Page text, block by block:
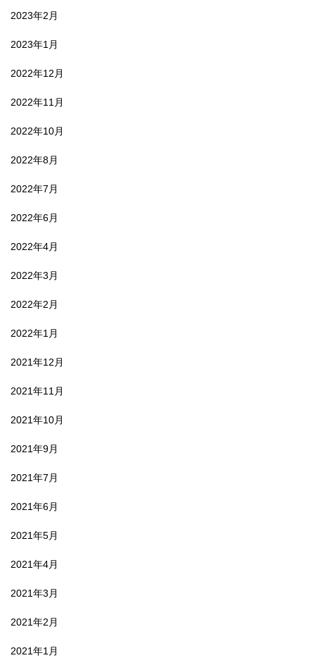
2023年2月
2023年1月
2022年12月
2022年11月
2022年10月
2022年8月
2022年7月
2022年6月
2022年4月
2022年3月
2022年2月
2022年1月
2021年12月
2021年11月
2021年10月
2021年9月
2021年7月
2021年6月
2021年5月
2021年4月
2021年3月
2021年2月
2021年1月